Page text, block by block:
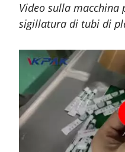
Video sulla
sigillatura di tubi di